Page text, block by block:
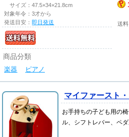
サイズ：47.5×34×21.8cm
対象年令：3才から
発送目安：即日発送
商品分類
楽器 ピアノ
送
マイファースト
お手持ちの子ども用の
ル、シフトレバー、ペ